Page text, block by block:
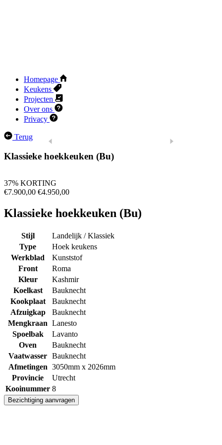
Homepage
Keukens
Projecten
Over ons
Privacy
Terug
Klassieke hoekkeuken (Bu)
37% KORTING
€7.900,00 €4.950,00
Klassieke hoekkeuken (Bu)
Stijl
Landelijk / Klassiek
Type
Hoek keukens
Werkblad
Kunststof
Front
Roma
Kleur
Kashmir
Koelkast
Bauknecht
Kookplaat
Bauknecht
Afzuigkap
Bauknecht
Mengkraan Lanesto
Spoelbak
Lavanto
Oven
Bauknecht
Vaatwasser Bauknecht
Afmetingen 3050mm x 2026mm
Provincie
Utrecht
Kooinummer 8
Bezichtiging aanvragen